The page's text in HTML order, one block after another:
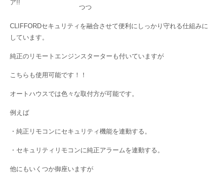
つつ
CLIFFORDセキュリティを融合させて便利にしっかり守れる仕組みに
しています。
純正のリモートエンジンスターターも付いていますが
こちらも使用可能です！！
オートハウスでは色々な取付方が可能です。
例えば
・純正リモコンにセキュリティ機能を連動する。
・セキュリティリモコンに純正アラームを連動する。
他にもいくつか御座いますが